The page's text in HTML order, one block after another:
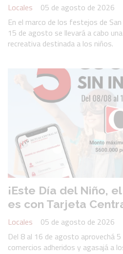
Locales
05 de agosto de 2026
En el marco de los festejos de
15 de agosto se llevará a cabo
recreativa destinada a los niños.
¡Este Día del Niño,
es con Tarjeta
Locales
05 de agosto de 2026
Del 8 al 16 de agosto aprovechá
comercios adheridos y agasajá a